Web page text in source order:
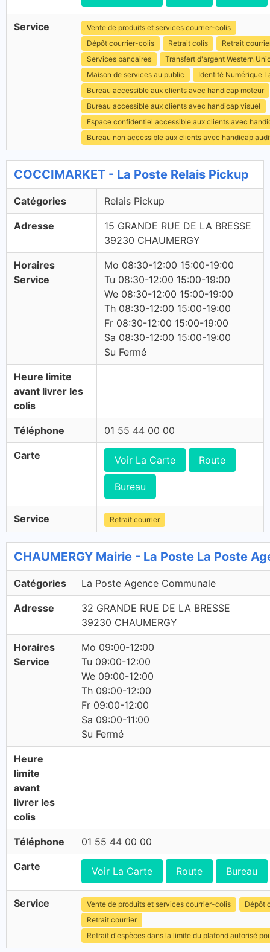
Service
Vente de produits et services courrier-colis
Dépôt courrier-colis
Retrait colis
Retrait
Services bancaires
Transfert d'argent Western
Maison de services au public
Identité Numérique
Bureau accessible aux clients avec handicap moteur
Bureau accessible aux clients avec handicap visuel
Espace confidentiel accessible aux clients avec
Bureau non accessible aux clients avec handicap
COCCIMARKET - La Poste Relais Pickup
Catégories Relais Pickup
Adresse
15 GRANDE RUE DE LA BRESSE
39230 CHAUMERGY
Horaires
Service
Mo 08:30-12:00 15:00-19:00
Tu 08:30-12:00 15:00-19:00
We 08:30-12:00 15:00-19:00
Th 08:30-12:00 15:00-19:00
Fr 08:30-12:00 15:00-19:00
Sa 08:30-12:00 15:00-19:00
Su Fermé
Heure limite
avant livrer les
colis
Téléphone 01 55 44 00 00
Carte Voir La Carte Route
Bureau
Service Retrait courrier
CHAUMERGY Mairie - La Poste La Poste
Catégories La Poste Agence Communale
Adresse
32 GRANDE RUE DE LA BRESSE
39230 CHAUMERGY
Horaires
Service
Mo 09:00-12:00
Tu 09:00-12:00
We 09:00-12:00
Th 09:00-12:00
Fr 09:00-12:00
Sa 09:00-11:00
Su Fermé
Heure
limite
avant
livrer les
colis
Téléphone 01 55 44 00 00
Carte Voir La Carte Route Bureau
Service Vente de produits et services courrier-colis
Dépôt
Retrait courrier
Retrait d'espèces dans la limite du plafond autorisé